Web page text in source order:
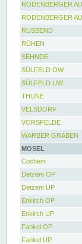
RODENBERGER
RODENBERGER
RUSBEND
RÜHEN
SEHNDE
SÜLFELD OW
SÜLFELD UW
THUNE
VELSDORF
VORSFELDE
WARBER GRABEN
MOSEL
Cochem
Detzem OP
Detzem UP
Enkirch OP
Enkirch UP
Fankel OP
Fankel UP